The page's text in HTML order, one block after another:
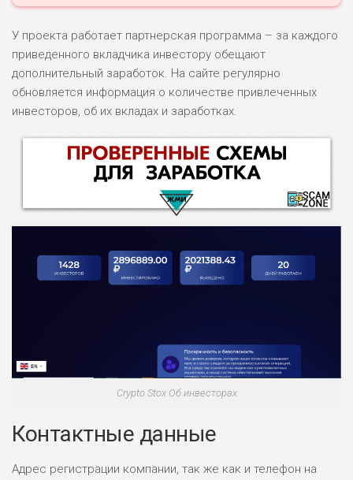
У проекта работает партнерская программа – за каждого
приведенного вкладчика инвестору обещают
дополнительный заработок. На сайте регулярно
обновляется информация о количестве привлеченных
инвесторов, об их вкладах и заработках.
ПОДОЙДЕТ
ВСЕМ
РИСКИ: НИЗКИЕ
ЛЮБИТЕЛЯ
Crypto Stox Об инвесторах
Контактные данные
Адрес регистрации компании, так же как и телефон на